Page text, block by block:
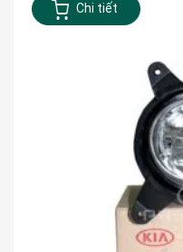
Chi tiết